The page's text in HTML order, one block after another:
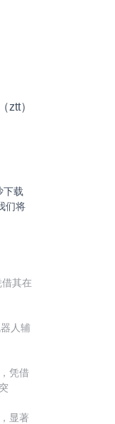
ztt）
下载
们将
其在
人辅
凭借
显著